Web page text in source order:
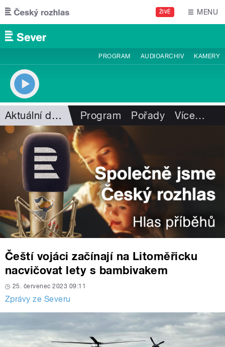
Přejít k hlavnímu obsahu
ŽIVĚ MENU
PROGRAM AUDIOARCHIV KAMERY
Aktuální dění Program Pořady Více…
Čeští vojáci začínají na Litoměřicku
nacvičovat lety s bambivakem
25. červenec 2023 09:11
Zprávy ze Severu